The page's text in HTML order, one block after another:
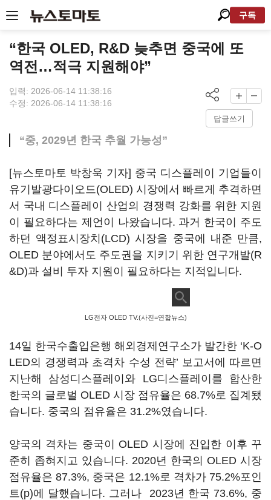
구독
“한국 OLED, R&D 늦추면 중국에 또
역전…적극 지원해야”
입력: 2026-06-14 11:38:16
수정: 2026-06-14 11:38:16
답글쓰기
“중, 2029년 한국 추월 가능성”
[뉴스토마토 박창욱 기자] 중국 디스플레이 기업들이
유기발광다이오드(OLED) 시장에서 빠르게 추격하면
서 국내 디스플레이 산업의 경쟁력 강화를 위한 지원
이 필요하다는 제언이 나왔습니다. 과거 한국이 주도
하던 액정표시장치(LCD) 시장을 중국에 내준 만큼,
OLED 분야에서도 주도권을 지키기 위한 연구개발(R
&D)과 설비 투자 지원이 필요하다는 지적입니다.
LG전자 OLED TV.(사진=연합뉴스)
14일 한국수출입은행 해외경제연구소가 발간한 ‘K-O
LED의 경쟁력과 초격차 수성 전략’ 보고서에 따르면
지난해 삼성디스플레이와 LG디스플레이를 합산한
한국의 글로벌 OLED 시장 점유율은 68.7%로 집계됐
습니다. 중국의 점유율은 31.2%였습니다.
양국의 격차는 중국이 OLED 시장에 진입한 이후 꾸
준히 좁혀지고 있습니다. 2020년 한국의 OLED 시장
점유율은 87.3%, 중국은 12.1%로 격차가 75.2%포인
트(p)에 달했습니다. 그러나 2023년 한국 73.6%, 중